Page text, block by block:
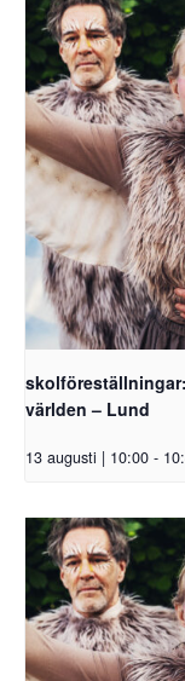
världen – Lund
13 augusti | 10:00 -